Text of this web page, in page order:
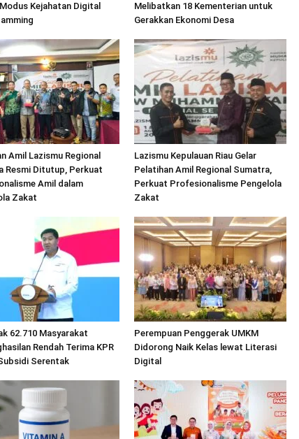
Kejahatan Digital
Melibatkan 18 Kementerian untuk
Gerakkan Ekonomi Desa
Amil Lazismu Regional
Resmi Ditutup, Perkuat
Amil dalam
Zakat
Lazismu Kepulauan Riau Gelar
Pelatihan Amil Regional Sumatra,
Perkuat Profesionalisme Pengelola
Zakat
62.710 Masyarakat
Rendah Terima KPR
Serentak
Perempuan Penggerak UMKM
Didorong Naik Kelas lewat Literasi
Digital